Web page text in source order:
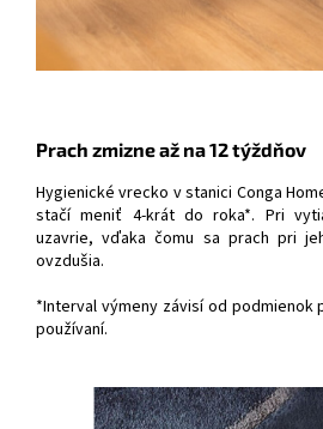
Prach zmizne až na 12 týždňov
Hygienické vrecko v stanici Conga
stačí meniť 4-krát do roka*. Pri
uzavrie, vďaka čomu sa prach pri
ovzdušia.
*Interval výmeny závisí od
používaní.